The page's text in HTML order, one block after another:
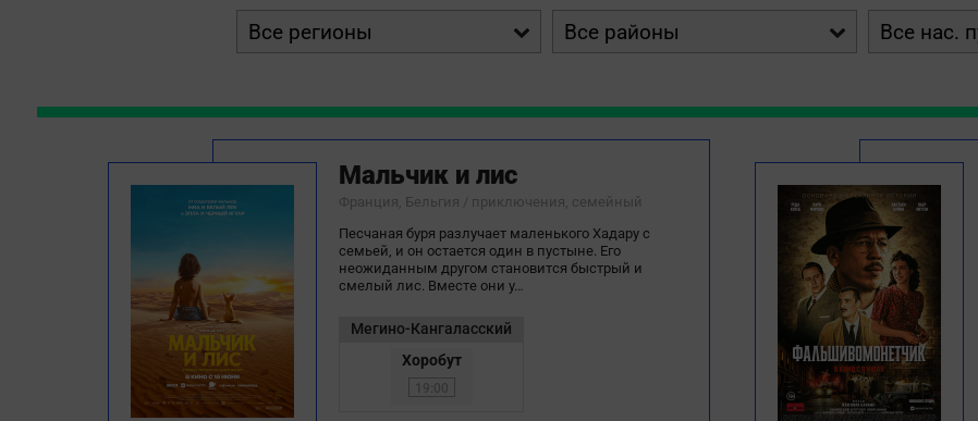
 
Мальчик и лис
Франция, Бельгия / приключения, семейный
Песчаная буря разлучает маленького Хадару с
семьей, и он остается один в пустыне. Его
неожиданным другом становится быстрый и
смелый лис. Вместе они у…
Мегино-Кангаласский
Хоробут